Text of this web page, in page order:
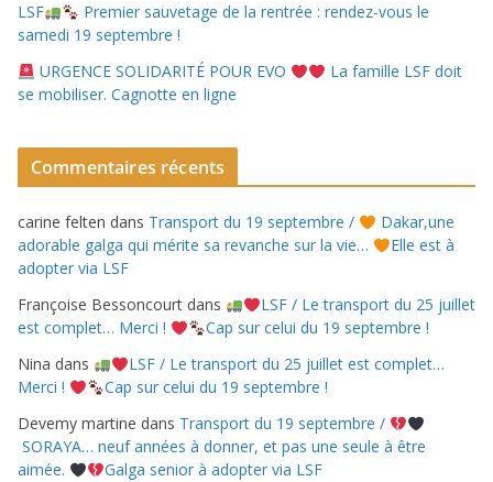
LSF
Premier sauvetage de la rentrée : rendez-vous le
samedi 19 septembre !
URGENCE SOLIDARITÉ POUR EVO
La famille LSF doit
se mobiliser. Cagnotte en ligne
Commentaires récents
carine felten dans Transport du 19 septembre /
Dakar,une
adorable galga qui mérite sa revanche sur la vie…
Elle est à
adopter via LSF
Françoise Bessoncourt dans
LSF / Le transport du 25 juillet
est complet… Merci !
Cap sur celui du 19 septembre !
Nina dans
LSF / Le transport du 25 juillet est complet…
Merci !
Cap sur celui du 19 septembre !
Devemy martine dans Transport du 19 septembre /
SORAYA… neuf années à donner, et pas une seule à être
aimée.
Galga senior à adopter via LSF